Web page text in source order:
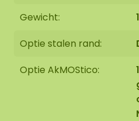
U kunt ervoor kiezen om
Te laten bezorgen
Onze ovale
tegen een wand van
Gewicht:
Optie stalen rand:
Optie AkMOStico: